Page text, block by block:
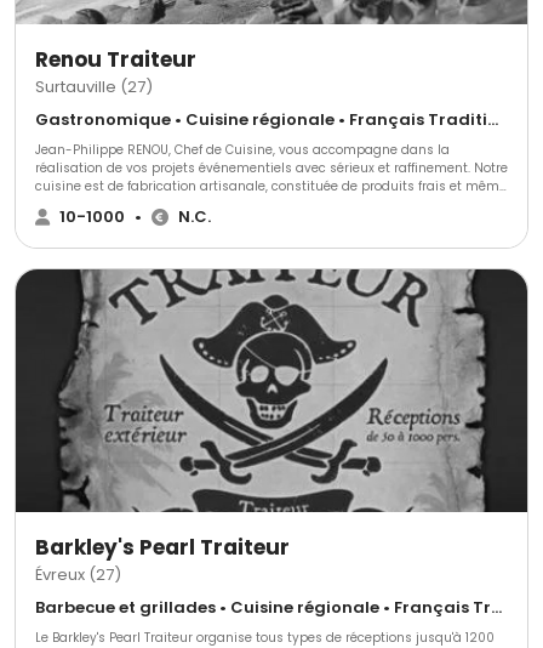
Renou Traiteur
Surtauville (27)
Gastronomique • Cuisine régionale • Français Traditionnel
Jean-Philippe RENOU, Chef de Cuisine, vous accompagne dans la
réalisation de vos projets événementiels avec sérieux et raffinement. Notre
cuisine est de fabrication artisanale, constituée de produits frais et même
récompensé dans les concours internationaux.
10-1000 • N.C.
Barkley's Pearl Traiteur
Évreux (27)
Barbecue et grillades • Cuisine régionale • Français Traditionnel
Le Barkley's Pearl Traiteur organise tous types de réceptions jusqu'à 1200